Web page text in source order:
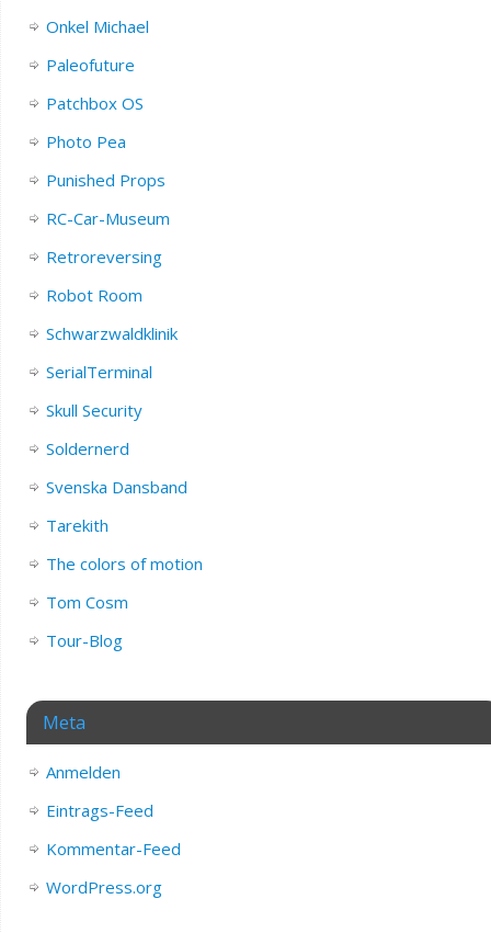
Onkel Michael
Paleofuture
Patchbox OS
Photo Pea
Punished Props
RC-Car-Museum
Retroreversing
Robot Room
Schwarzwaldklinik
SerialTerminal
Skull Security
Soldernerd
Svenska Dansband
Tarekith
The colors of motion
Tom Cosm
Tour-Blog
Meta
Anmelden
Eintrags-Feed
Kommentar-Feed
WordPress.org